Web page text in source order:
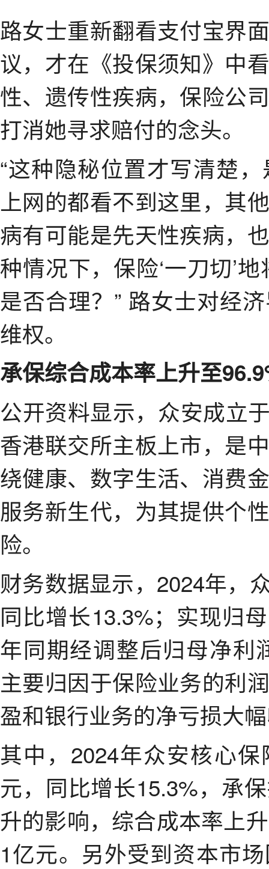
路女士重新翻看支付宝界
议，才在《投保须知》中
性、遗传性疾病，保险公
打消她寻求赔付的念头。
“这种隐秘位置才写清楚
上网的都看不到这里，其
病有可能是先天性疾病，
种情况下，保险‘一刀切’
是否合理？” 路女士对经
维权。
承保综合成本率上升至
公开资料显示，众安成立
香港联交所主板上市，是
绕健康、数字生活、消费
服务新生代，为其提供个
险。
财务数据显示，2024年，
同比增长13.3%；实现归
年同期经调整后归母净利
主要归因于保险业务的利
盈和银行业务的净亏损大
其中，2024年众安核心
元，同比增长15.3%，承
升的影响，综合成本率上
1亿元。另外受到资本市